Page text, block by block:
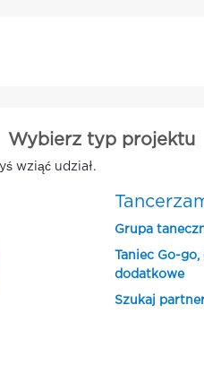
Wybierz typ projektu
wziąć udział.
Grupa
Taniec Go-
dodatkowe
Szukaj